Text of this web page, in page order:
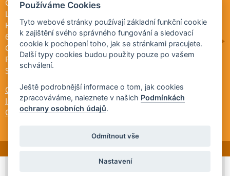
Citrus shop zahradnictví
Legionářů 2
Hodonín
695 01
Otevřeno:
Po-Pá 9-17
So 9-11:30
Ochrana osobních údajů
Informace ÚKZÚZ
Cookies
Používáme Cookies
Tyto webové stránky používají základní funkční cookie
k zajištění svého správného fungování a sledovací
cookie k pochopení toho, jak se stránkami pracujete.
Další typy cookies budou použity pouze po vašem
schválení.
Ještě podrobnější informace o tom, jak cookies
zpracováváme, naleznete v našich Podmínkách
ochrany osobních údajů.
Odmítnout vše
Nastavení